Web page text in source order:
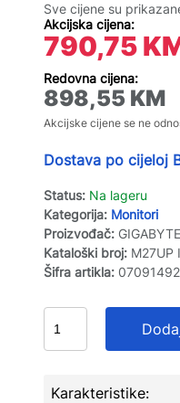
Sve cijene su
Akcijska cijena:
790,75
Redovna cijena:
898,55 KM
Akcijske cijene se ne
Dostava po cijeloj
Status: Na lageru
Kategorija: Monitori
Proizvođač: GIGABYTE
Kataloški broj: M27UP
Šifra artikla: 07091492
Karakteristike: